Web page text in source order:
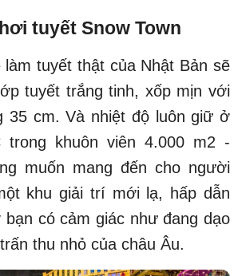
tuyết Snow Town
làm tuyết thật của Nhật Bản sẽ
tuyết trắng tinh, xốp mịn với
35 cm. Và nhiệt độ luôn giữ ở
khuôn viên 4.000 m2 -
muốn mang đến cho người
khu giải trí mới lạ, hấp dẫn
bạn có cảm giác như đang dạo
thu nhỏ của châu Âu.